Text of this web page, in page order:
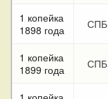
1 копейка
1898 года
СПБ
1 копейка
1899 года
СПБ